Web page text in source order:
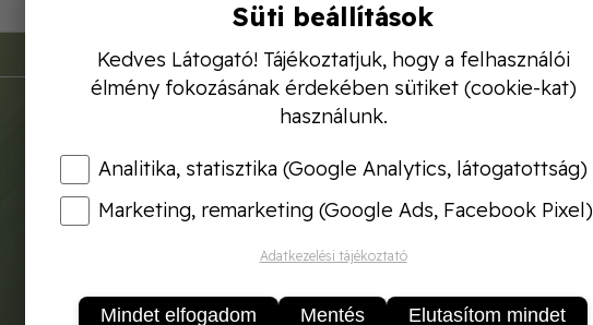
Süti beállítások
Kedves Látogató! Tájékoztatjuk, hogy a felhasználói
élmény fokozásának érdekében sütiket (cookie-kat)
használunk.
Analitika, statisztika (Google Analytics, látogatottság)
Marketing, remarketing (Google Ads, Facebook Pixel)
Adatkezelési tájékoztató
Mindet elfogadom Mentés Elutasítom mindet